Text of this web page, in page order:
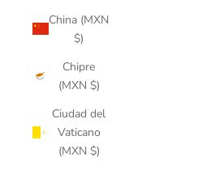
China (MXN
$)
Chipre
(MXN $)
Ciudad del
Vaticano
(MXN $)